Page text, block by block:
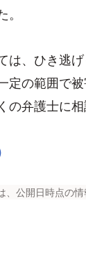
は、ひき逃
定の範囲で
弁護士に
、公開日時点の